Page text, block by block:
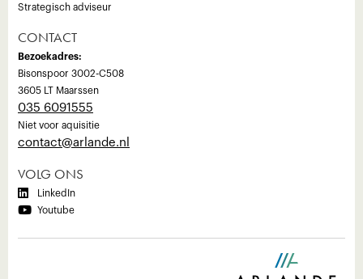
Strategisch adviseur
CONTACT
Bezoekadres:
Bisonspoor 3002-C508
3605 LT Maarssen
035 6091555
Niet voor aquisitie
‍contact@arlande.nl
VOLG ONS
 LinkedIn
 Youtube